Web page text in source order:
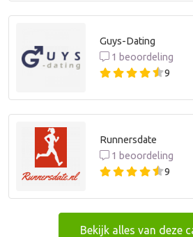
Guys-Dating
1 beoordeling
9
Runnersdate
1 beoordeling
9
Bekijk alles van deze